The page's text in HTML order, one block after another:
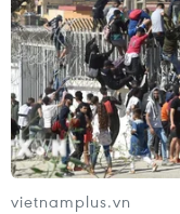
TIN LIÊN
vietnamplus.vn